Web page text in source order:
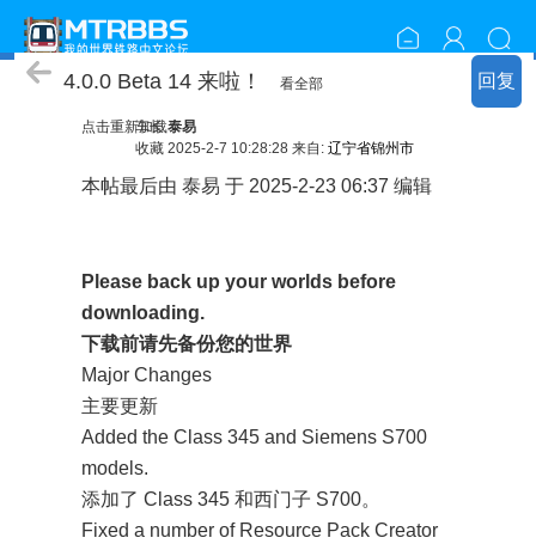
回复
模组下载
4.0.0 Beta 14 来啦！ 看全部
点击重新加载
车长 泰易
收藏 2025-2-7 10:28:28 来自: 辽宁省锦州市
本帖最后由 泰易 于 2025-2-23 06:37 编辑
Please back up your worlds before
downloading.
下载前请先备份您的世界
Major Changes
主要更新
Added the Class 345 and Siemens S700
models.
添加了 Class 345 和西门子 S700。
Fixed a number of Resource Pack Creator